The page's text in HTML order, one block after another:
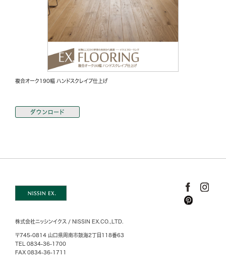
複合オーク190幅 ハンドスクレイプ仕上げ
ダウンロード
株式会社ニッシンイクス / NISSIN EX.CO.,LTD.
〒745-0814 山口県周南市鼓海2丁目118番63
TEL 0834-36-1700
FAX 0834-36-1711